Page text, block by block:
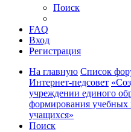
Поиск
FAQ
Вход
Регистрация
На главную Список
Интернет-педсовет
учреждении единого
формирования
учащихся»
Поиск